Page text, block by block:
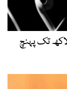
کے صارفین کی تعداد 77 کروڑ 70 لاکھ تک پہنچ